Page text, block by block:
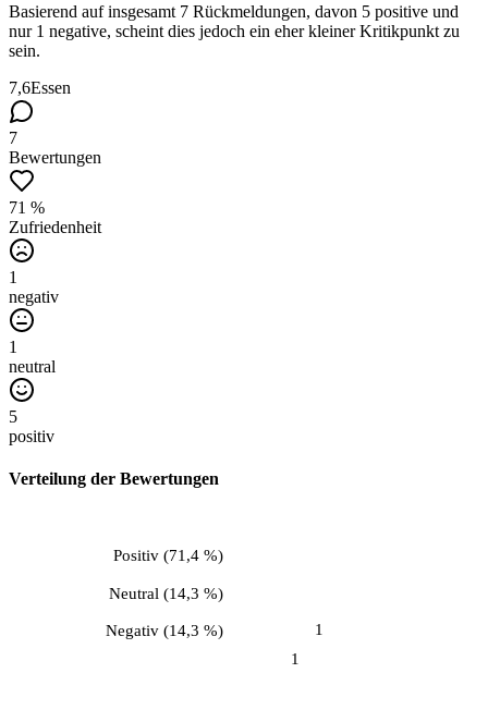
Basierend auf insgesamt 7 Rückmeldungen, davon 5 positive und
nur 1 negative, scheint dies jedoch ein eher kleiner Kritikpunkt zu
sein.
7,6Essen
7
Bewertungen
71 %
Zufriedenheit
1
negativ
1
neutral
5
positiv
Verteilung der Bewertungen
1
Negativ(14,3 %) 1
Neutral (14,3 %)
Positiv(71,4 %)